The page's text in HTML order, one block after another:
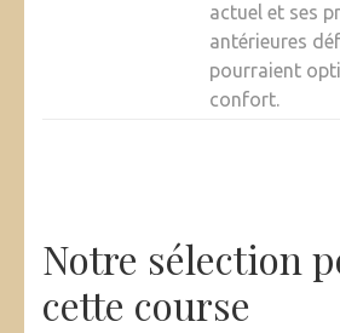
actuel et ses
antérieures
pourraient
confort.
Notre sélection
cette course